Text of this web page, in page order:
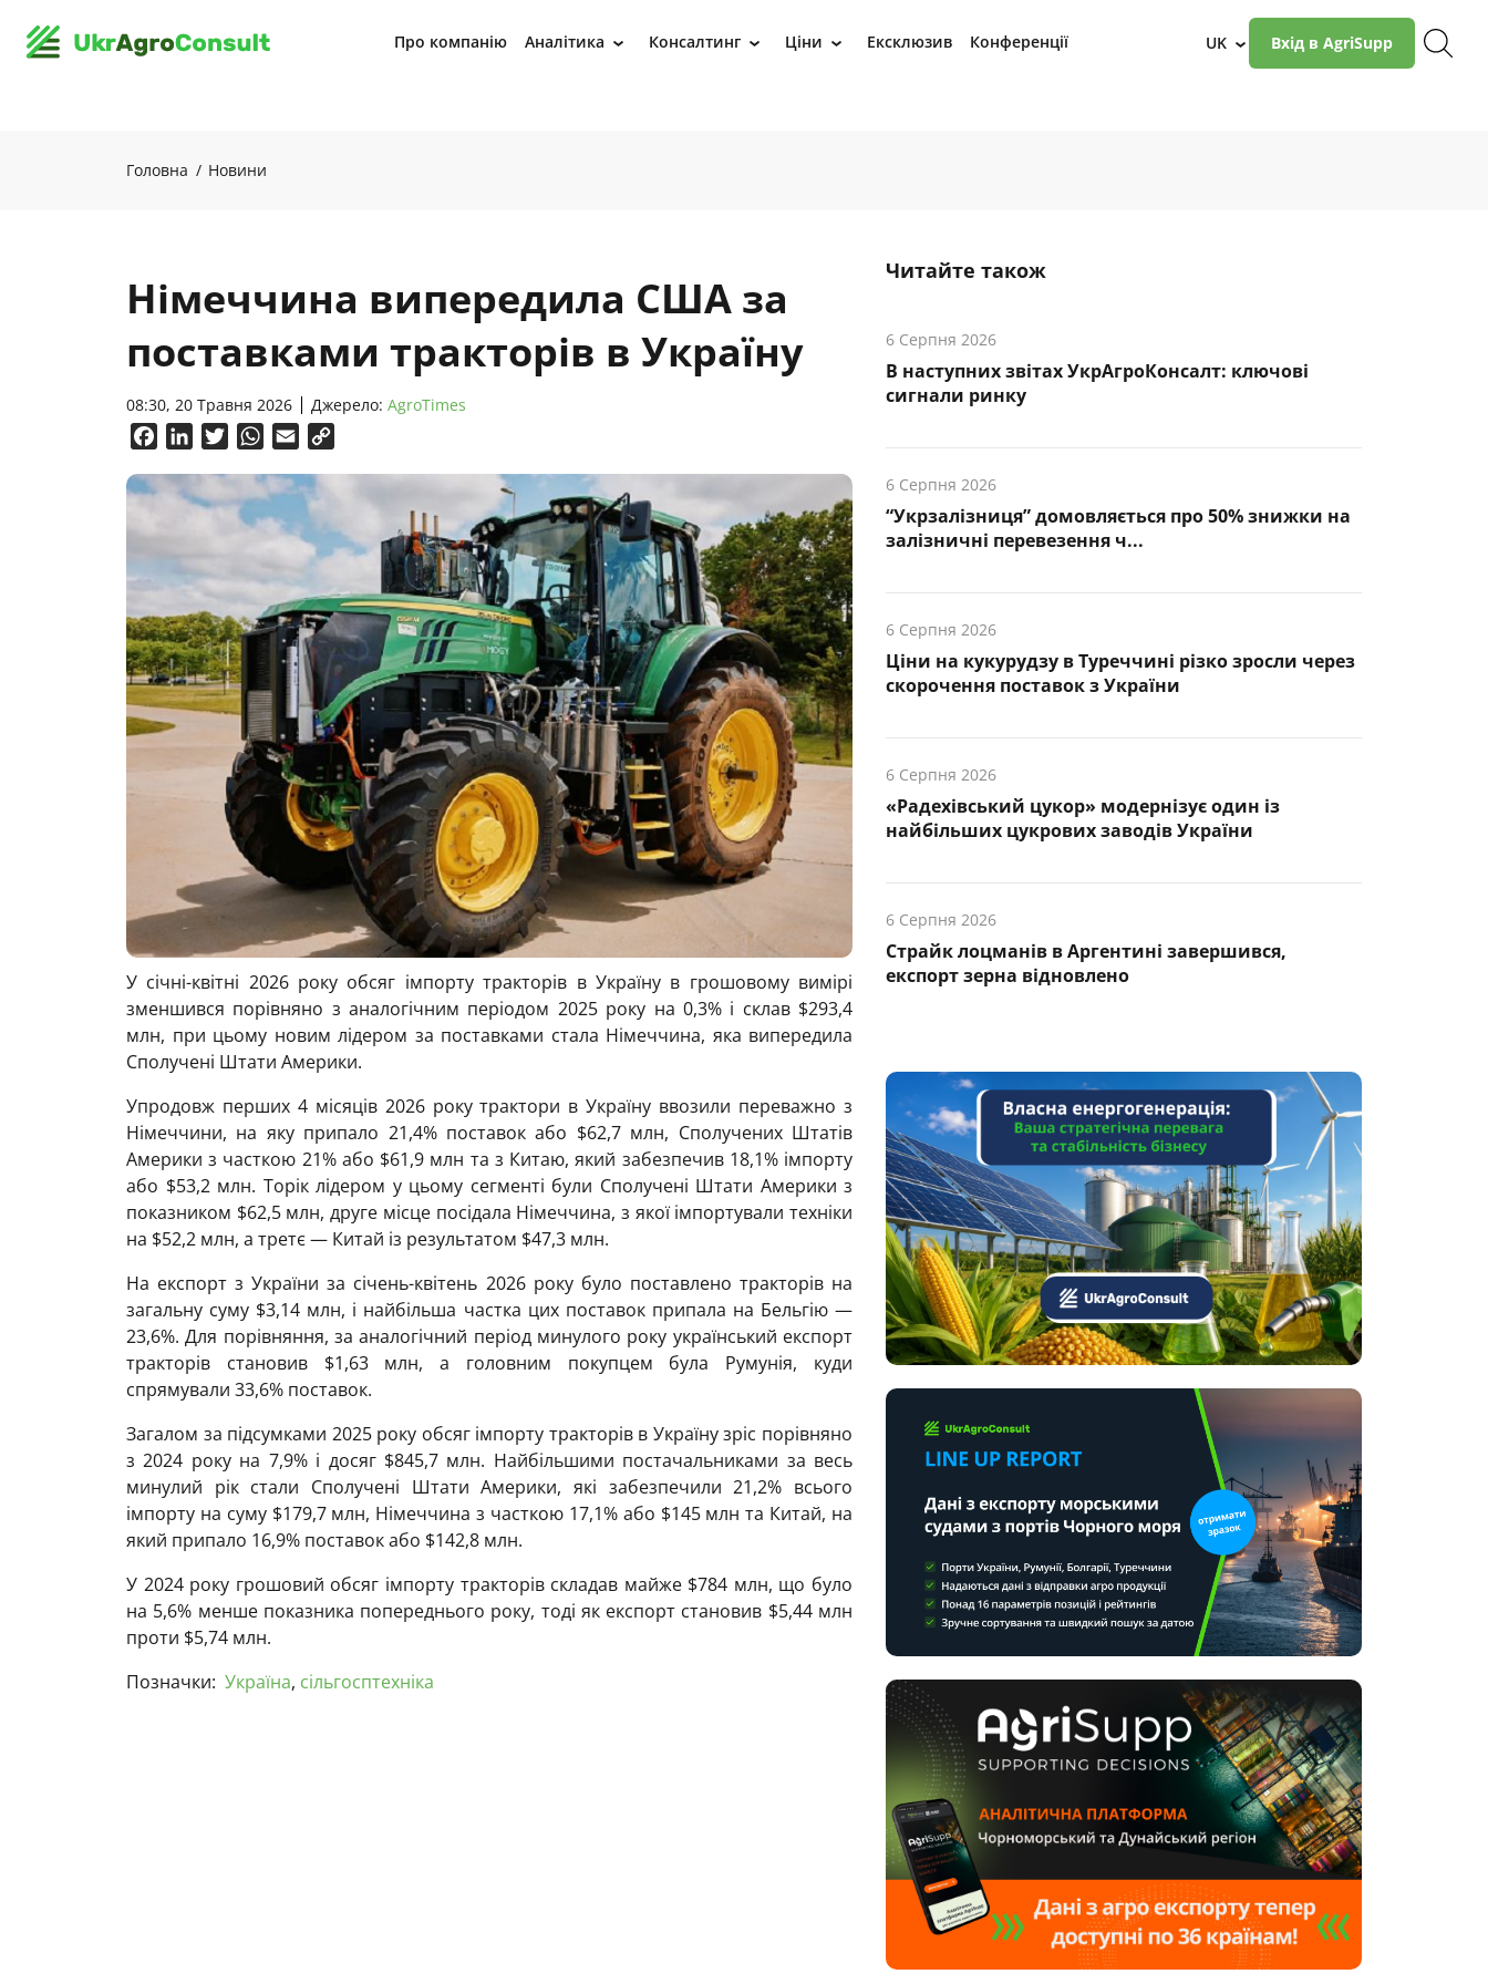
Про компанію Аналітика › Консалтинг › Ціни › Ексклюзив Конференції UK › Вхід в AgriSupp
Головна Новини
Німеччина випередила США за
поставками тракторів в Україну
08:30, 20 Травня 2026 Джерело: AgroTimes
FacebookLinkedInTwitterWhatsApp
Email
У січні-квітні 2026 року обсяг імпорту тракторів в Україну в грошовому вимірі
зменшився порівняно з аналогічним періодом 2025 року на 0,3% і склав $293,4
млн, при цьому новим лідером за поставками стала Німеччина, яка випередила
Сполучені Штати Америки.
Упродовж перших 4 місяців 2026 року трактори в Україну ввозили переважно з
Німеччини, на яку припало 21,4% поставок або $62,7 млн, Сполучених Штатів
Америки з часткою 21% або $61,9 млн та з Китаю, який забезпечив 18,1% імпорту
або $53,2 млн. Торік лідером у цьому сегменті були Сполучені Штати Америки з
показником $62,5 млн, друге місце посідала Німеччина, з якої імпортували техніки
на $52,2 млн, а третє — Китай із результатом $47,3 млн.
На експорт з України за січень-квітень 2026 року було поставлено тракторів на
загальну суму $3,14 млн, і найбільша частка цих поставок припала на Бельгію —
23,6%. Для порівняння, за аналогічний період минулого року український експорт
тракторів становив $1,63 млн, а головним покупцем була Румунія, куди
спрямували 33,6% поставок.
Загалом за підсумками 2025 року обсяг імпорту тракторів в Україну зріс порівняно
з 2024 року на 7,9% і досяг $845,7 млн. Найбільшими постачальниками за весь
минулий рік стали Сполучені Штати Америки, які забезпечили 21,2% всього
імпорту на суму $179,7 млн, Німеччина з часткою 17,1% або $145 млн та Китай, на
який припало 16,9% поставок або $142,8 млн.
У 2024 року грошовий обсяг імпорту тракторів складав майже $784 млн, що було
на 5,6% менше показника попереднього року, тоді як експорт становив $5,44 млн
проти $5,74 млн.
Позначки: Україна, сільгосптехніка
Читайте також
6 Серпня 2026
В наступних звітах УкрАгроКонсалт: ключові
cигнали ринку
6 Серпня 2026
“Укрзалізниця” домовляється про 50% знижки на
залізничні перевезення ч...
6 Серпня 2026
Ціни на кукурудзу в Туреччині різко зросли через
скорочення поставок з України
6 Серпня 2026
«Радехівський цукор» модернізує один із
найбільших цукрових заводів України
6 Серпня 2026
Страйк лоцманів в Аргентині завершився,
експорт зерна відновлено